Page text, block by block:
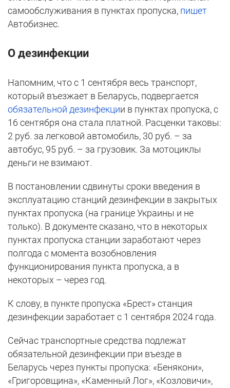
самообслуживания в пунктах пропуска, пишет
Автобизнес.
О дезинфекции
Напомним, что с 1 сентября весь транспорт,
который въезжает в Беларусь, подвергается
обязательной дезинфекции в пунктах пропуска, с
16 сентября она стала платной. Расценки таковы:
2 руб. за легковой автомобиль, 30 руб. – за
автобус, 95 руб. – за грузовик. За мотоциклы
деньги не взимают.
В постановлении сдвинуты сроки введения в
эксплуатацию станций дезинфекции в закрытых
пунктах пропуска (на границе Украины и не
только). В документе сказано, что в некоторых
пунктах пропуска станции заработают через
полгода с момента возобновления
функционирования пункта пропуска, а в
некоторых – через год.
К слову, в пункте пропуска «Брест» станция
дезинфекции заработает с 1 сентября 2024 года.
Сейчас транспортные средства подлежат
обязательной дезинфекции при въезде в
Беларусь через пункты пропуска: «Бенякони»,
«Григоровщина», «Каменный Лог», «Козловичи»,